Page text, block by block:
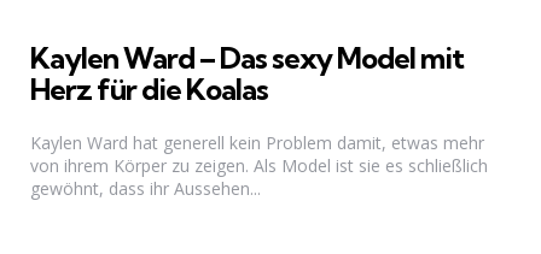
Kaylen Ward – Das sexy Model mit
Herz für die Koalas
Kaylen Ward hat generell kein Problem damit, etwas mehr
von ihrem Körper zu zeigen. Als Model ist sie es schließlich
gewöhnt, dass ihr Aussehen...